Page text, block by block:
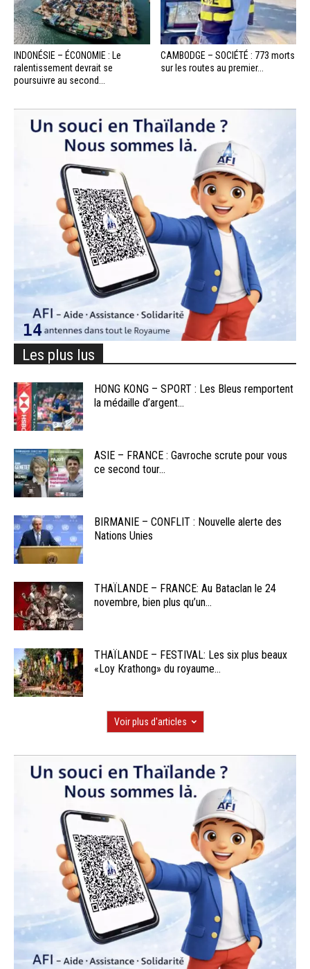
INDONÉSIE – ÉCONOMIE : Le
ralentissement devrait se
poursuivre au second...
CAMBODGE – SOCIÉTÉ : 773 morts
sur les routes au premier...
Les plus lus
HONG KONG – SPORT : Les Bleus remportent
la médaille d’argent...
ASIE – FRANCE : Gavroche scrute pour vous
ce second tour...
BIRMANIE – CONFLIT : Nouvelle alerte des
Nations Unies
THAÏLANDE – FRANCE: Au Bataclan le 24
novembre, bien plus qu’un...
THAÏLANDE – FESTIVAL: Les six plus beaux
«Loy Krathong» du royaume...
Voir plus d'articles